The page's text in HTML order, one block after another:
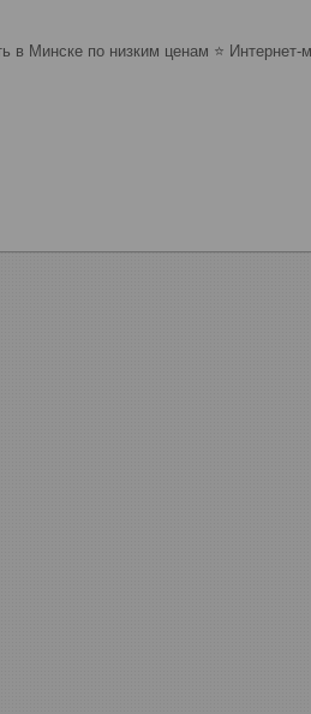
в Минске по низким ценам ⭐️